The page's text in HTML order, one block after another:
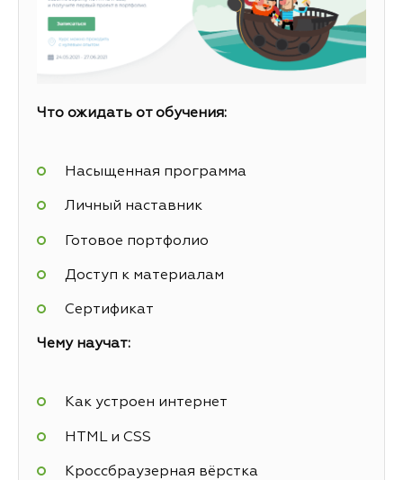
Что ожидать от обучения:
Насыщенная программа
Личный наставник
Готовое портфолио
Доступ к материалам
Сертификат
Чему научат:
Как устроен интернет
HTML и CSS
Кроссбраузерная вёрстка